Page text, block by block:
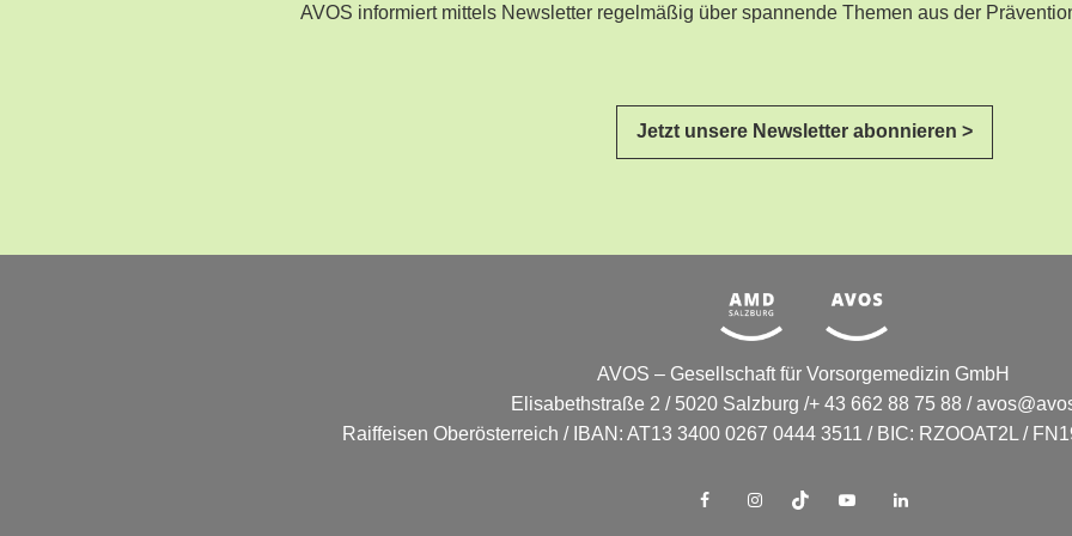
AVOS informiert mittels Newsletter regelmäßig über spannende Themen aus der
Jetzt unsere Newsletter abonnieren >
AVOS – Gesellschaft für Vorsorgemedizin GmbH
Elisabethstraße 2 / 5020 Salzburg /+ 43 662 88 75 88 /
Raiffeisen Oberösterreich / IBAN: AT13 3400 0267 0444 3511 / BIC: RZOOAT2L /